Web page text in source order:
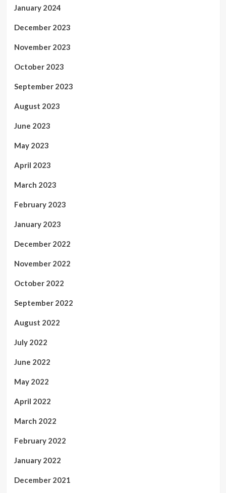
January 2024
December 2023
November 2023
October 2023
September 2023
August 2023
June 2023
May 2023
April 2023
March 2023
February 2023
January 2023
December 2022
November 2022
October 2022
September 2022
August 2022
July 2022
June 2022
May 2022
April 2022
March 2022
February 2022
January 2022
December 2021